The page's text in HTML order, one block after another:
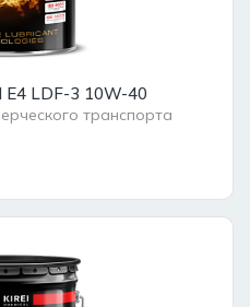
E4 LDF-3 10W-40
транспорта